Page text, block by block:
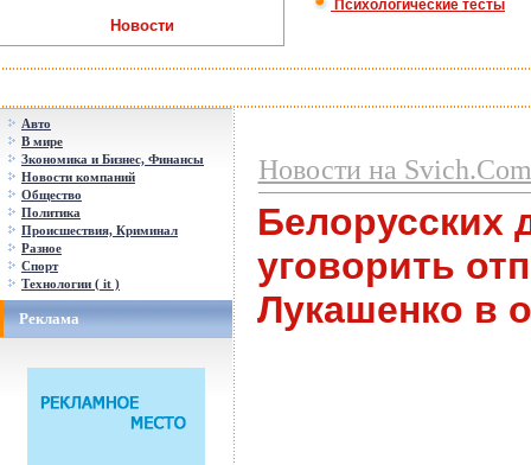
Новости
Психологические тесты
Авто
В мире
Зкономика и Бизнес, Финансы
Новости компаний
Общество
Политика
Происшествия, Криминал
Разное
Спорт
Технологии ( it )
Реклама
Новости на Svich.Com
Белорусских
уговорить
Лукашенко в